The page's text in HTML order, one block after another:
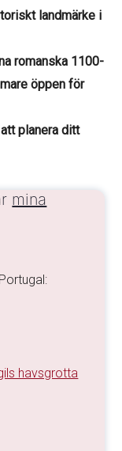
landmärke i
romanska 1100-
öppen för
planera ditt
mina
havsgrotta